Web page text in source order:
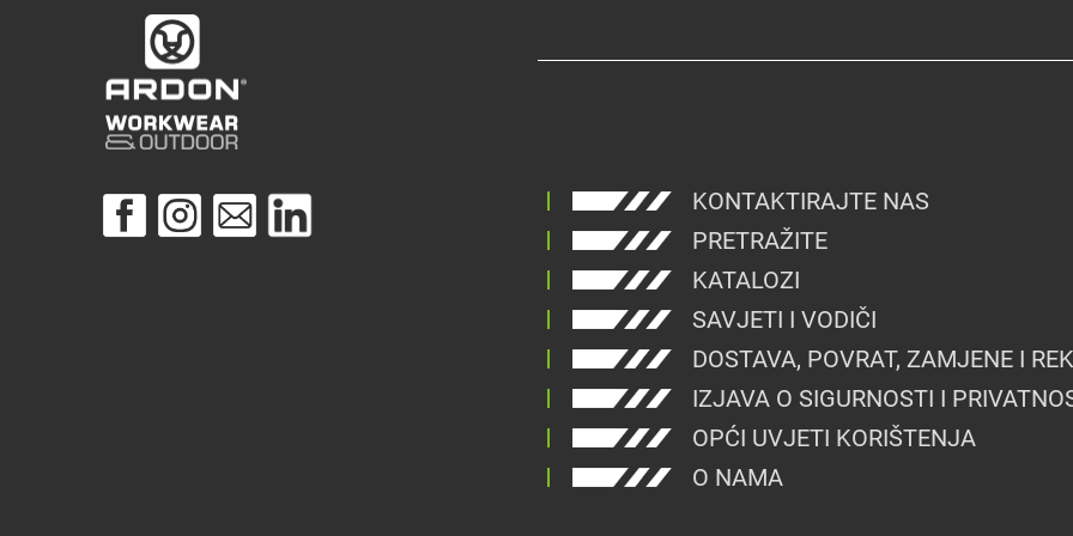
KONTAKTIRAJTE NAS
PRETRAŽITE
KATALOZI
SAVJETI I VODIČI
DOSTAVA, POVRAT, ZAMJENE I
IZJAVA O SIGURNOSTI I
OPĆI UVJETI KORIŠTENJA
O NAMA